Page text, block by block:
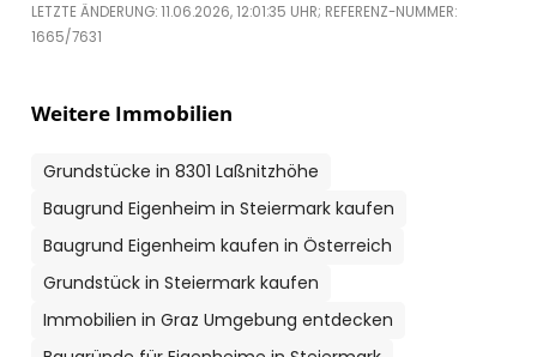
LETZTE ÄNDERUNG: 11.06.2026, 12:01:35 UHR; REFERENZ-NUMMER:
1665/7631
Weitere Immobilien
Grundstücke in 8301 Laßnitzhöhe
Baugrund Eigenheim in Steiermark kaufen
Baugrund Eigenheim kaufen in Österreich
Grundstück in Steiermark kaufen
Immobilien in Graz Umgebung entdecken